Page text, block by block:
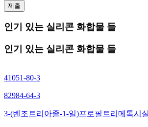
제출
인기 있는 실리콘 화합물 들
인기 있는 실리콘 화합물 들
41051-80-3
82984-64-3
3-(벤조트리아졸-1-일)프로필트리메톡시